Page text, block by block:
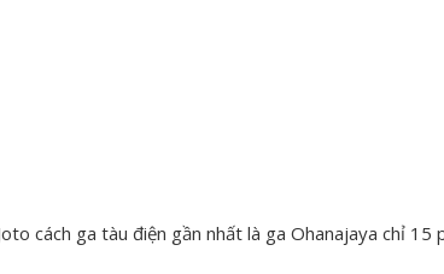
cách ga tàu điện gần nhất là ga Ohanajaya chỉ 15